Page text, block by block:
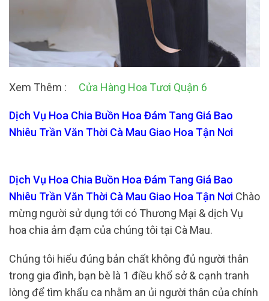
Xem Thêm : Cửa Hàng Hoa Tươi Quận 6
Dịch Vụ Hoa Chia Buồn Hoa Đám Tang Giá Bao
Nhiêu Trần Văn Thời Cà Mau Giao Hoa Tận Nơi
Dịch Vụ Hoa Chia Buồn Hoa Đám Tang Giá Bao
Nhiêu Trần Văn Thời Cà Mau Giao Hoa Tận Nơi Chào
mừng người sử dụng tới có Thương Mại & dịch Vụ
hoa chia ảm đạm của chúng tôi tại Cà Mau.
Chúng tôi hiểu đúng bản chất không đủ người thân
trong gia đình, bạn bè là 1 điều khổ sở & cạnh tranh
lòng để tìm khẩu ca nhằm an ủi người thân của chính